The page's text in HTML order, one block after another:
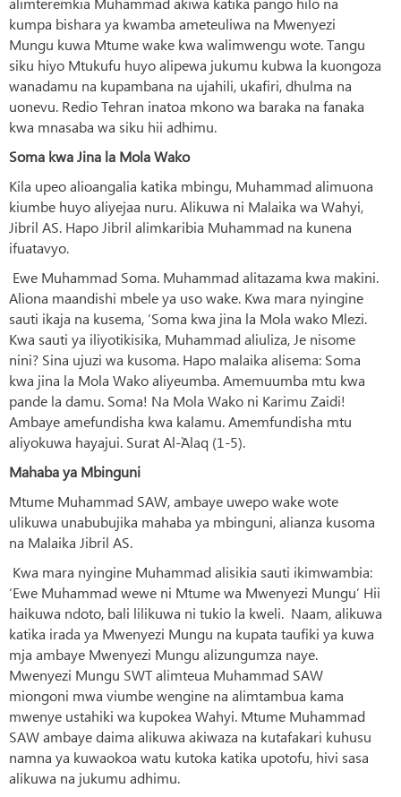
kumpa bishara ya kwamba ameteuliwa na Mwenyezi
Mungu kuwa Mtume wake kwa walimwengu wote. Tangu
siku hiyo Mtukufu huyo alipewa jukumu kubwa la kuongoza
wanadamu na kupambana na ujahili, ukafiri, dhulma na
uonevu. Redio Tehran inatoa mkono wa baraka na fanaka
kwa mnasaba wa siku hii adhimu.
Soma kwa Jina la Mola Wako
Kila upeo alioangalia katika mbingu, Muhammad alimuona
kiumbe huyo aliyejaa nuru. Alikuwa ni Malaika wa Wahyi,
Jibril AS. Hapo Jibril alimkaribia Muhammad na kunena
ifuatavyo.
Ewe Muhammad Soma. Muhammad alitazama kwa makini.
Aliona maandishi mbele ya uso wake. Kwa mara nyingine
sauti ikaja na kusema, ‘Soma kwa jina la Mola wako Mlezi.
Kwa sauti ya iliyotikisika, Muhammad aliuliza, Je nisome
nini? Sina ujuzi wa kusoma. Hapo malaika alisema: Soma
kwa jina la Mola Wako aliyeumba. Amemuumba mtu kwa
pande la damu. Soma! Na Mola Wako ni Karimu Zaidi!
Ambaye amefundisha kwa kalamu. Amemfundisha mtu
aliyokuwa hayajui. Surat Al-`Alaq (1-5).
Mahaba ya Mbinguni
Mtume Muhammad SAW, ambaye uwepo wake wote
ulikuwa unabubujika mahaba ya mbinguni, alianza kusoma
na Malaika Jibril AS.
Kwa mara nyingine Muhammad alisikia sauti ikimwambia:
‘Ewe Muhammad wewe ni Mtume wa Mwenyezi Mungu’ Hii
haikuwa ndoto, bali lilikuwa ni tukio la kweli. Naam, alikuwa
katika irada ya Mwenyezi Mungu na kupata taufiki ya kuwa
mja ambaye Mwenyezi Mungu alizungumza naye.
Mwenyezi Mungu SWT alimteua Muhammad SAW
miongoni mwa viumbe wengine na alimtambua kama
mwenye ustahiki wa kupokea Wahyi. Mtume Muhammad
SAW ambaye daima alikuwa akiwaza na kutafakari kuhusu
namna ya kuwaokoa watu kutoka katika upotofu, hivi sasa
alikuwa na jukumu adhimu.